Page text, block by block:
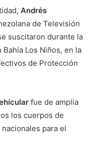
Andrés
de Televisión
suscitaron durante la
Los Niños, en la
de Protección
fue de amplia
los cuerpos de
para el